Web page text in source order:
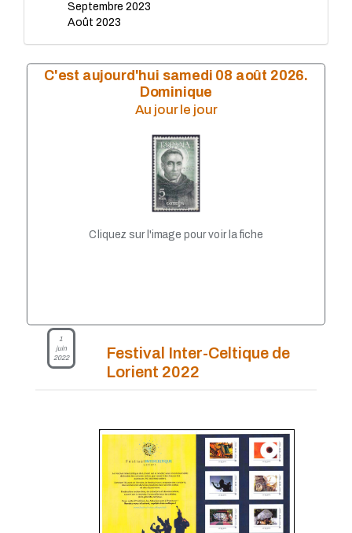
Septembre 2023
Août 2023
Mai 2023
Avril 2023
Mai 2022
Avril 2022
Septembre 2021
Août 2021
Juillet 2021
Juin 2021
Février 2021
Janvier 2021
Novembre 2020
Octobre 2020
Septembre 2020
Juillet 2020
C'est aujourd'hui samedi 08 août 2026.
Dominique
Au jour le jour
Cliquez sur l'image pour voir la fiche
1
juin
2022
Festival Inter-Celtique de
Lorient 2022